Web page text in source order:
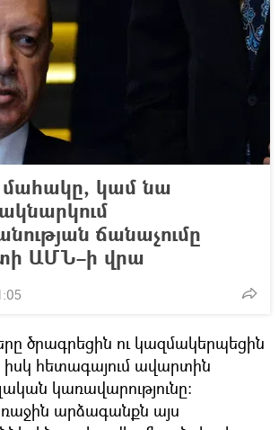
մահակը, կամ նա
ճանաչումը
ԱՄՆ–ի վրա
ծրագրեցին ու կազմակերպեցին
իսկ հետագայում ավարտին
կառավարությունը։
արձագանքն այս